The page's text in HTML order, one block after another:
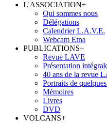
L'ASSOCIATION+
Qui sommes nous
Délégations
Calendrier L.A.V.E.
Webcam Etna
PUBLICATIONS+
Revue LAVE
Présentation
40 ans de la revue
Portraits de
Mémoires
Livres
DVD
VOLCANS+